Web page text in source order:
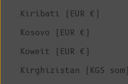
Kiribati (EUR €)
Kosovo (EUR €)
Koweït (EUR €)
Kirghizistan (KGS som)